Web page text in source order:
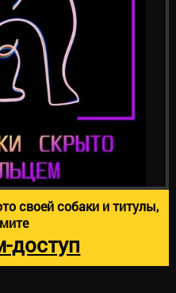
своей собаки и титулы,
доступ